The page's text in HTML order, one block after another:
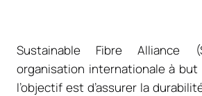
Sustainable Fibre Alliance
organisation internationale à
l’objectif est d’assurer la